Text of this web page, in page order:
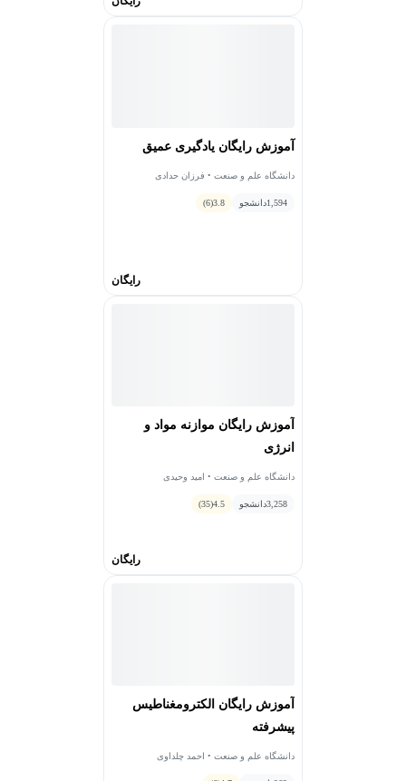
آموزش رایگان یادگیری عمیق
دانشگاه علم و صنعت • فرزان حدادی
1,594دانشجو 3.8
(6)
رایگان
آموزش رایگان موازنه مواد و
انرژی
دانشگاه علم و صنعت • امید وحیدی
3,258دانشجو 4.5
(35)
رایگان
آموزش رایگان الکترومغناطیس
پیشرفته
دانشگاه علم و صنعت • احمد چلداوی